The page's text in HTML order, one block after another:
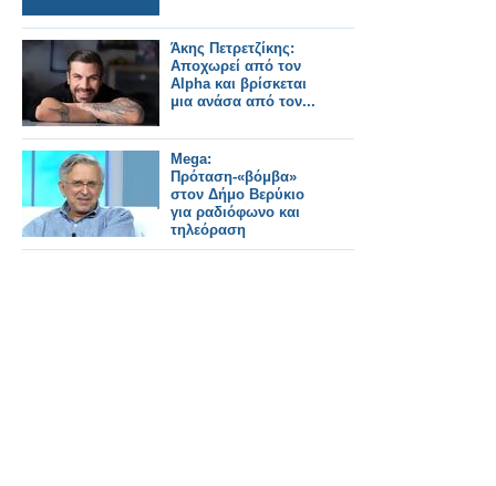
Άκης Πετρετζίκης:
Αποχωρεί από τον
Alpha και βρίσκεται
μια ανάσα από τον...
Mega:
Πρόταση-«βόμβα»
στον Δήμο Βερύκιο
για ραδιόφωνο και
τηλεόραση